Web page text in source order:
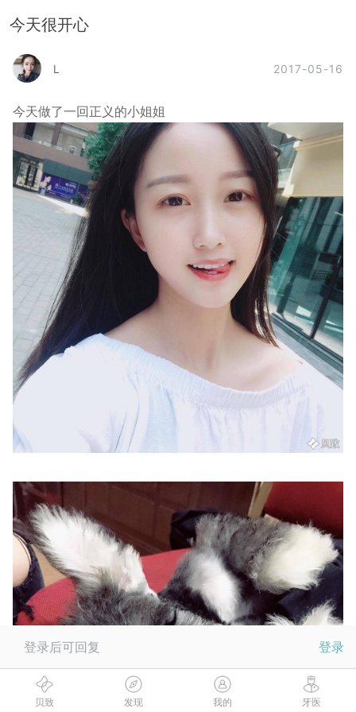
今天很开心
L 2017-05-16
今天做了一回正义的小姐姐
登录后可回复 登录
贝致 发现 我的 牙医